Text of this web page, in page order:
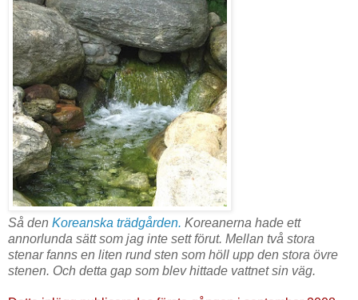
Så den Koreanska trädgården. Koreanerna hade ett
annorlunda sätt som jag inte sett förut. Mellan två stora
stenar fanns en liten rund sten som höll upp den stora övre
stenen. Och detta gap som blev hittade vattnet sin väg.